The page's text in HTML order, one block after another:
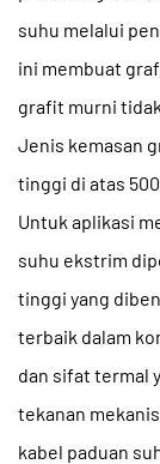
suhu melalui
ini membuat
grafit murni
Jenis kemasan
tinggi di atas
Untuk aplikasi
suhu ekstrim
tinggi yang
terbaik dalam
dan sifat termal
tekanan
kabel paduan